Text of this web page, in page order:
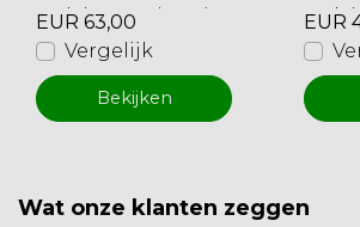
werkdagen geleverd
EUR 63,00
Vergelijk
Bekijken
EUR
Wat onze klanten zeggen